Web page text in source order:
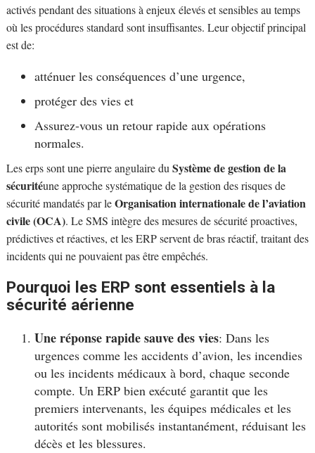
activés pendant des situations à enjeux élevés et sensibles au temps
où les procédures standard sont insuffisantes. Leur objectif principal
est de:
atténuer les conséquences d’une urgence,
protéger des vies et
Assurez-vous un retour rapide aux opérations
normales.
Les erps sont une pierre angulaire du Système de gestion de la
sécuritéune approche systématique de la gestion des risques de
sécurité mandatés par leOrganisation internationale de l’aviation
civile (OCA). Le SMS intègre des mesures de sécurité proactives,
prédictives et réactives, et les ERP servent de bras réactif, traitant des
incidents qui ne pouvaient pas être empêchés.
Pourquoi les ERP sont essentiels à la
sécurité aérienne
Une réponse rapide sauve des vies: Dans les
urgences comme les accidents d’avion, les incendies
ou les incidents médicaux à bord, chaque seconde
compte. Un ERP bien exécuté garantit que les
premiers intervenants, les équipes médicales et les
autorités sont mobilisés instantanément, réduisant les
décès et les blessures.